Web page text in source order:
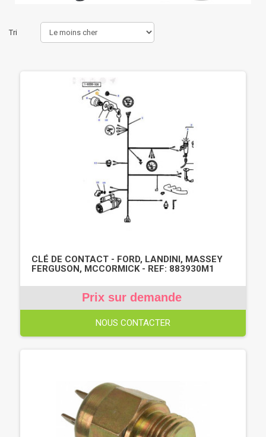
Tri
CLÉ DE CONTACT - FORD, LANDINI, MASSEY
FERGUSON, MCCORMICK - REF: 883930M1
Prix sur demande
NOUS CONTACTER